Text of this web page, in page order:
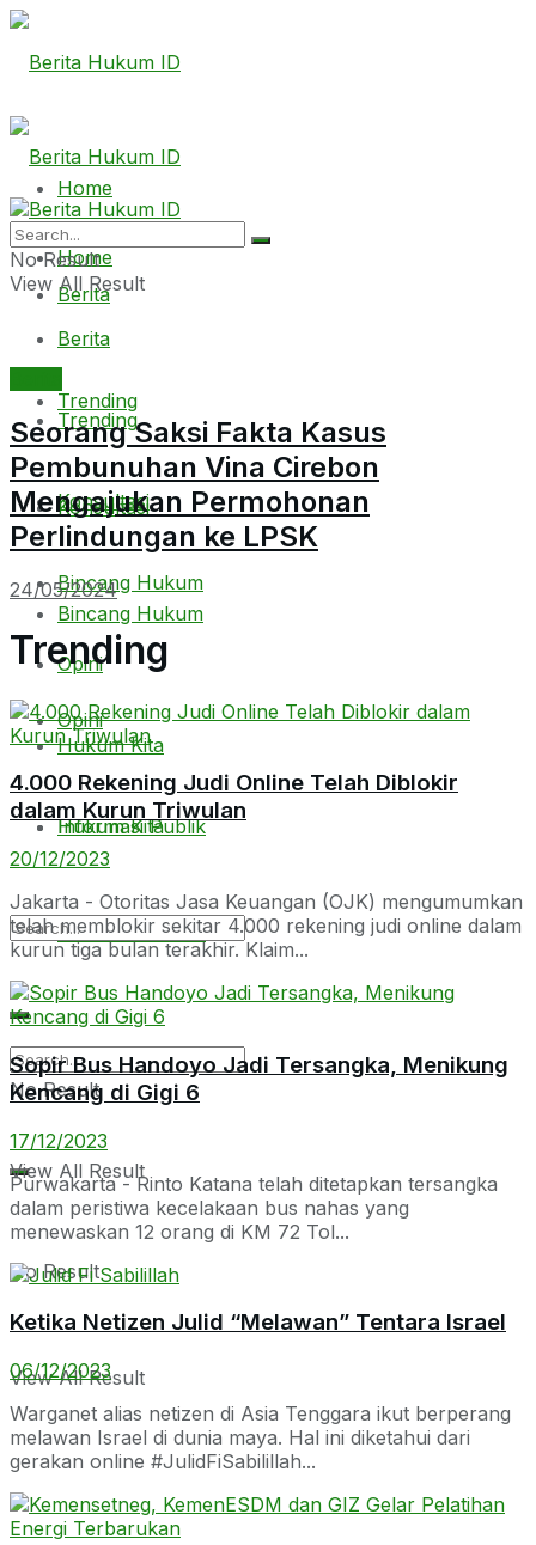
Home
Berita
Trending
Konsultasi
Bincang Hukum
Opini
Hukum Kita
Informasi Publik
No Result
View All Result
Home
Berita
Trending
Konsultasi
Bincang Hukum
Opini
Hukum Kita
Informasi Publik
No Result
View All Result
No Result
View All Result
Seorang Saksi Fakta Kasus
Pembunuhan Vina Cirebon
Mengajukan Permohonan
Perlindungan ke LPSK
24/05/2024
Trending
4.000 Rekening Judi Online Telah Diblokir
dalam Kurun Triwulan
20/12/2023
Jakarta - Otoritas Jasa Keuangan (OJK) mengumumkan
telah memblokir sekitar 4.000 rekening judi online dalam
kurun tiga bulan terakhir. Klaim...
Sopir Bus Handoyo Jadi Tersangka, Menikung
Kencang di Gigi 6
17/12/2023
Purwakarta - Rinto Katana telah ditetapkan tersangka
dalam peristiwa kecelakaan bus nahas yang
menewaskan 12 orang di KM 72 Tol...
Ketika Netizen Julid “Melawan” Tentara Israel
06/12/2023
Warganet alias netizen di Asia Tenggara ikut berperang
melawan Israel di dunia maya. Hal ini diketahui dari
gerakan online #JulidFiSabilillah...